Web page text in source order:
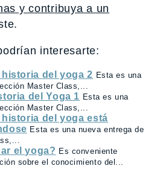
y contribuya a un
interesarte:
historia del yoga 2 Esta es una
Master Class,...
del Yoga 1 Esta es una
Master Class,...
historia del yoga está
Esta es una nueva entrega de
el yoga? Es conveniente
sobre el conocimiento del...